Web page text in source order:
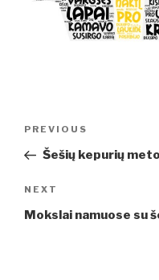
Post
navigation
Previous
Post
PREVIOUS
Šešių kepurių
Next
Post
NEXT
Mokslai namuose su